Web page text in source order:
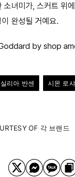
소녀미가, 스커트 위
완성될 거예요.
by shop
리아 반센 시몬 로샤
OF 각 브랜드